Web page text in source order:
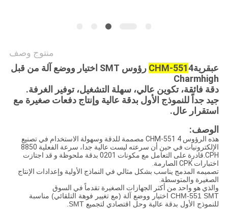
منتوج وصف
عبقرية CHM-551
4 رؤوس SMT اختيار ووضع آلة من قبل
Charmhigh
دقة فائقة، تكوين عالي، سهلة التشغيل، توفير الغرفة.
جيد جداً للنموذج الأول بدقة عالية وإنتاج دفعات صغيرة مع
استقرار عال.
الوصف:
هذه الرؤوس 4 CHM-551 مصممة للدقة وسهولة الاستخدام في تصنيع
الإلكترونيات في حين أن سرعته ليست عالية جدا، سرعة الفعلية 8850
CPH.قادرة على التعامل مع مكونات 0201 بدقة ملحوظة و قد اجتازت
اختبارات CPK الصارمة.
تصميمه المدمج يناسب بشكل مثالي في النماذج الأولية وإعدادات الإنتاج
الصغيرة والمتوسطة.
والذي هو واحد من أكثر الجهازات الصغيرة تقدماً في السوق
CHM-551 SMT اختيار ووضع آلة (مع تغيير فوهة التلقائي) مناسبة
للنموذج الأول بدقة عالية وحل اقتصادي لتجميع SMT.